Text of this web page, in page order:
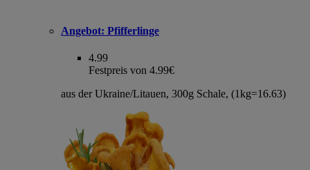
Angebot: Pfifferlinge
4.99
Festpreis von 4.99€
aus der Ukraine/Litauen, 300g Schale, (1kg=16.63)